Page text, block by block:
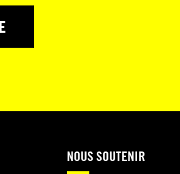
NOUS SOUTENIR